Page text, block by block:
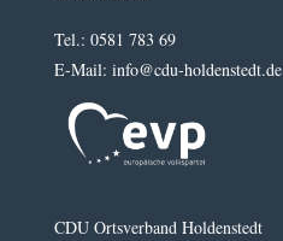
Tel.: 0581 783 69
E-Mail: info@cdu-holdenstedt.de
CDU Ortsverband Holdenstedt